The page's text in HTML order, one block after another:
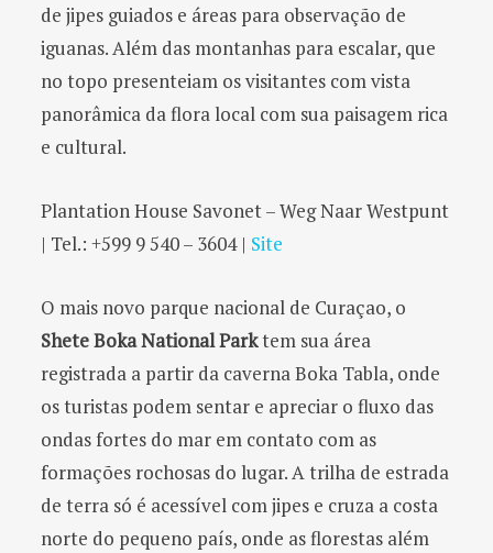
de jipes guiados e áreas para observação de
iguanas. Além das montanhas para escalar, que
no topo presenteiam os visitantes com vista
panorâmica da flora local com sua paisagem rica
e cultural.
Plantation House Savonet – Weg Naar Westpunt
| Tel.: +599 9 540 – 3604 | Site
O mais novo parque nacional de Curaçao, o
Shete Boka National Parktem sua área
registrada a partir da caverna Boka Tabla, onde
os turistas podem sentar e apreciar o fluxo das
ondas fortes do mar em contato com as
formações rochosas do lugar. A trilha de estrada
de terra só é acessível com jipes e cruza a costa
norte do pequeno país, onde as florestas além